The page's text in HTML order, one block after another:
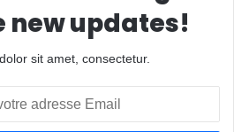
new updates!
sit amet, consectetur.